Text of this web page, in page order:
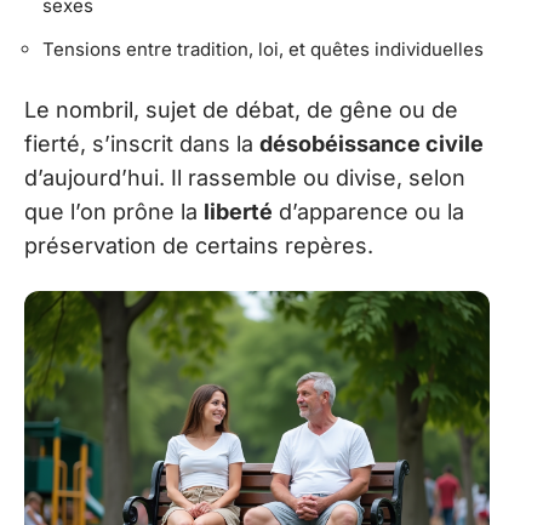
sexes
Tensions entre tradition, loi, et quêtes individuelles
Le nombril, sujet de débat, de gêne ou de
fierté, s’inscrit dans la désobéissance civile
d’aujourd’hui. Il rassemble ou divise, selon
que l’on prône la liberté d’apparence ou la
préservation de certains repères.